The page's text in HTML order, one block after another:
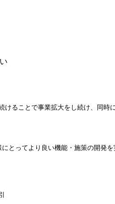
ることで事業拡大をし続け、同
とってより良い機能・施策の開発を